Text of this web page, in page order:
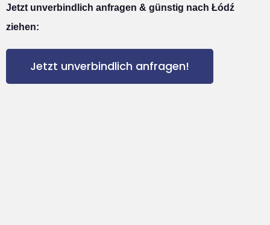
Jetzt unverbindlich anfragen & günstig nach Łódź
ziehen:
Jetzt unverbindlich anfragen!